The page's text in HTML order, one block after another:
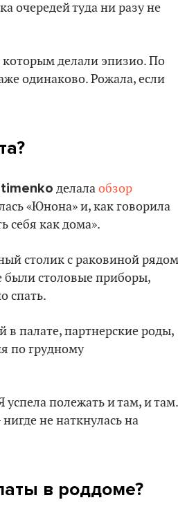
очередей туда ни разу не
которым делали эпизио. По
одинаково. Рожала, если
делалаобзор
«Юнона» и, как говорила
себя как дома».
столик с раковиной
были столовые приборы,
спать.
в палате, партнерские роды,
по грудному
полежать и там, и там.
не наткнулась на
в роддоме?